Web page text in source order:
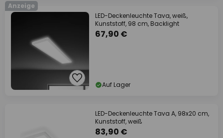
Anzeige
LED-Deckenleuchte Tava, weiß,
Kunststoff, 98 cm, Backlight
67,90 €
Auf Lager
LED-Deckenleuchte Tava A, 98x20 cm,
Kunststoff, weiß
83,90 €